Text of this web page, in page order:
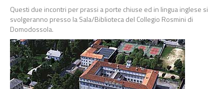
Questi due incontri per prassi a porte chiuse ed in lingua inglese si
svolgeranno presso la Sala/Biblioteca del Collegio Rosmini di
Domodossola.